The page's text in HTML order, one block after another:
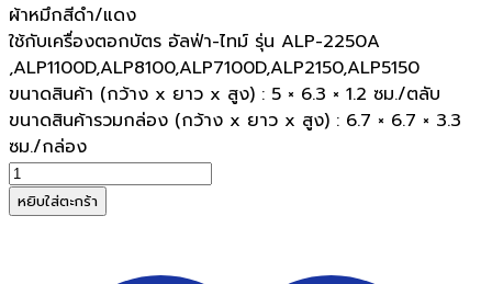
ผ้าหมึกสีดำ/แดง
ใช้กับเครื่องตอกบัตร อัลฟ่า-ไทม์ รุ่น ALP-2250A
,ALP1100D,ALP8100,ALP7100D,ALP2150,ALP5150
ขนาดสินค้า (กว้าง x ยาว x สูง) : 5 × 6.3 × 1.2 ซม./ตลับ
ขนาดสินค้ารวมกล่อง (กว้าง x ยาว x สูง) : 6.7 × 6.7 × 3.3
ซม./กล่อง
จำนวน
ผ้า
หมึก
หยิบใส่ตะกร้า